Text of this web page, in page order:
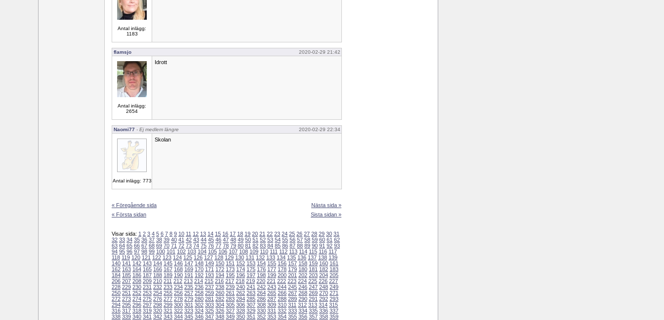
Antal inlägg:
1183
flamsjo 2020-02-29 21:42
Antal inlägg:
2654
Idrott
Naomi77 - Ej medlem längre 2020-02-29 22:34
Antal inlägg: 773
Skolan
« Föregående sida
« Första sidan
Nästa sida »
Sista sidan »
Visar sida: 1 2 3 4 5 6 7 8 9 10 11 12 13 14 15 16 17 18 19 20 21 22 23 24 25 26 27 28 29 30 31
32 33 34 35 36 37 38 39 40 41 42 43 44 45 46 47 48 49 50 51 52 53 54 55 56 57 58 59 60 61 62
63 64 65 66 67 68 69 70 71 72 73 74 75 76 77 78 79 80 81 82 83 84 85 86 87 88 89 90 91 92 93
94 95 96 97 98 99 100 101 102 103 104 105 106 107 108 109 110 111 112 113 114 115 116 117
118 119 120 121 122 123 124 125 126 127 128 129 130 131 132 133 134 135 136 137 138 139
140 141 142 143 144 145 146 147 148 149 150 151 152 153 154 155 156 157 158 159 160 161
162 163 164 165 166 167 168 169 170 171 172 173 174 175 176 177 178 179 180 181 182 183
184 185 186 187 188 189 190 191 192 193 194 195 196 197 198 199 200 201 202 203 204 205
206 207 208 209 210 211 212 213 214 215 216 217 218 219 220 221 222 223 224 225 226 227
228 229 230 231 232 233 234 235 236 237 238 239 240 241 242 243 244 245 246 247 248 249
250 251 252 253 254 255 256 257 258 259 260 261 262 263 264 265 266 267 268 269 270 271
272 273 274 275 276 277 278 279 280 281 282 283 284 285 286 287 288 289 290 291 292 293
294 295 296 297 298 299 300 301 302 303 304 305 306 307 308 309 310 311 312 313 314 315
316 317 318 319 320 321 322 323 324 325 326 327 328 329 330 331 332 333 334 335 336 337
338 339 340 341 342 343 344 345 346 347 348 349 350 351 352 353 354 355 356 357 358 359